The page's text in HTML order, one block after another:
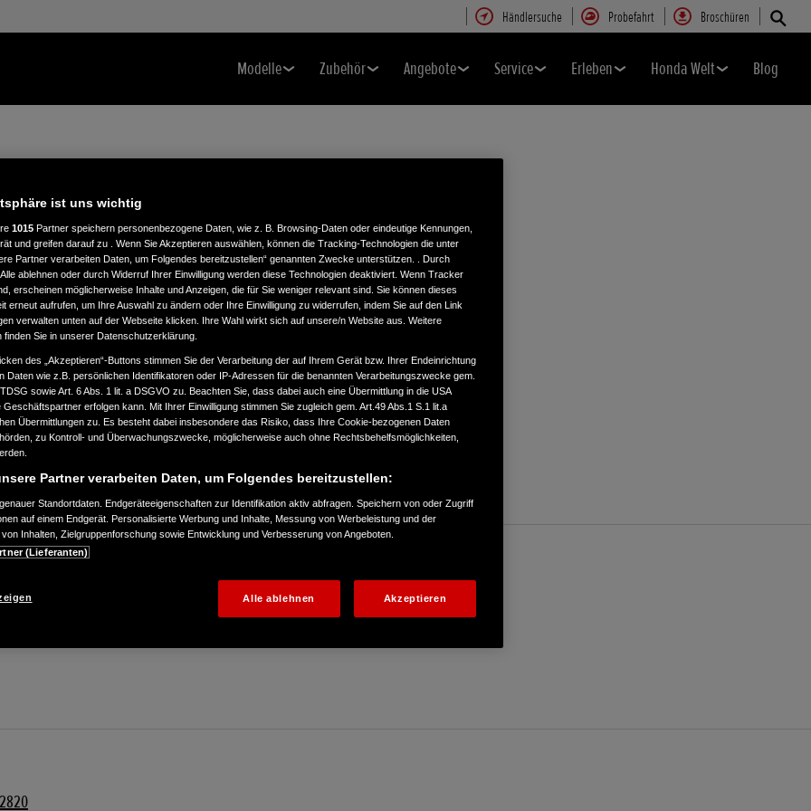
Händlersuche Probefahrt Broschüren
Modelle Zubehör Angebote Service Erleben Honda Welt Blog
ist uns wichtig
1015 Partner speichern personenbezogene Daten, wie z. B. Browsing-Daten oder eindeutige Kennungen,
und greifen darauf zu . Wenn Sie Akzeptieren auswählen, können die Tracking-Technologien die unter
Partner verarbeiten Daten, um Folgendes bereitzustellen“ genannten Zwecke unterstützen. . Durch
ablehnen oder durch Widerruf Ihrer Einwilligung werden diese Technologien deaktiviert. Wenn Tracker
erscheinen möglicherweise Inhalte und Anzeigen, die für Sie weniger relevant sind. Sie können dieses
erneut aufrufen, um Ihre Auswahl zu ändern oder Ihre Einwilligung zu widerrufen, indem Sie auf den Link
verwalten unten auf der Webseite klicken. Ihre Wahl wirkt sich auf unsere/n Website aus. Weitere
finden Sie in unserer Datenschutzerklärung.
des „Akzeptieren“-Buttons stimmen Sie der Verarbeitung der auf Ihrem Gerät bzw. Ihrer Endeinrichtung
Daten wie z.B. persönlichen Identifikatoren oder IP-Adressen für die benannten Verarbeitungszwecke gem.
sowie Art. 6 Abs. 1 lit. a DSGVO zu. Beachten Sie, dass dabei auch eine Übermittlung in die USA
erfolgen kann. Mit Ihrer Einwilligung stimmen Sie zugleich gem. Art.49 Abs.1 S.1 lit.a
Übermittlungen zu. Es besteht dabei insbesondere das Risiko, dass Ihre Cookie-bezogenen Daten
zu Kontroll- und Überwachungszwecke, möglicherweise auch ohne Rechtsbehelfsmöglichkeiten,
Partner verarbeiten Daten, um Folgendes bereitzustellen:
Standortdaten. Endgeräteeigenschaften zur Identifikation aktiv abfragen. Speichern von oder Zugriff
auf einem Endgerät. Personalisierte Werbung und Inhalte, Messung von Werbeleistung und der
Inhalten, Zielgruppenforschung sowie Entwicklung und Verbesserung von Angeboten.
(Lieferanten)
Alle ablehnen Akzeptieren